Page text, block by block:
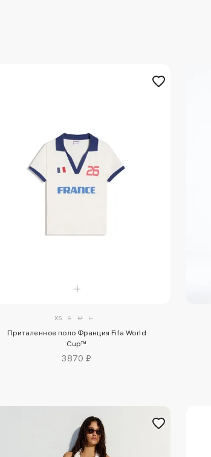
XS S M L
Приталенное поло Франция Fifa World
Cup™
3870 ₽